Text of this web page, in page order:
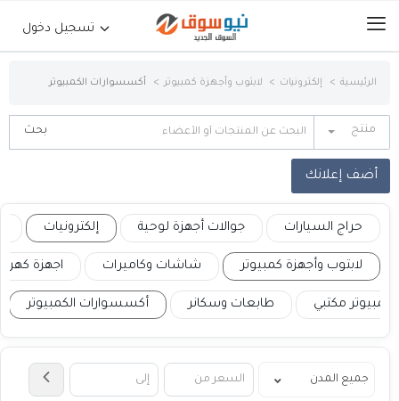
تسجيل دخول
الرئيسية
حراج السيارات
جوالات أجهزة لوحية
إلكترونيات
عقارات
الرئيسية إلكترونيات لابتوب وأجهزة كمبيوتر أكسسوارات الكمبيوتر
منتج
أضف إعلانك
حراج السيارات جوالات أجهزة لوحية إلكترونيات
لابتوب وأجهزة كمبيوتر شاشات وكاميرات اجهزة
كمبيوتر مكتبي طابعات وسكانر أكسسوارات الكمبيوتر